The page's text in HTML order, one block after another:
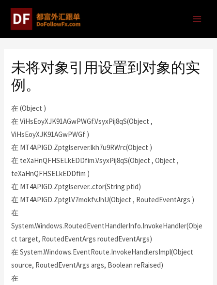
未将对象引用设置到对象的实
例。
在 (Object )
在 ViHsEoyXJK91AGwPWGf.VsyxPij8qS(Object ,
ViHsEoyXJK91AGwPWGf )
在 MT4APIGD.Zptglserver.lkh7u9RWrc(Object )
在 teXaHnQFHSELkEDDfim.VsyxPij8qS(Object , Object ,
teXaHnQFHSELkEDDfim )
在 MT4APIGD.Zptglserver..ctor(String ptid)
在 MT4APIGD.Zptgl.V7mokfvJhU(Object , RoutedEventArgs )
在
System.Windows.RoutedEventHandlerInfo.InvokeHandler(Obje
ct target, RoutedEventArgs routedEventArgs)
在 System.Windows.EventRoute.InvokeHandlersImpl(Object
source, RoutedEventArgs args, Boolean reRaised)
在